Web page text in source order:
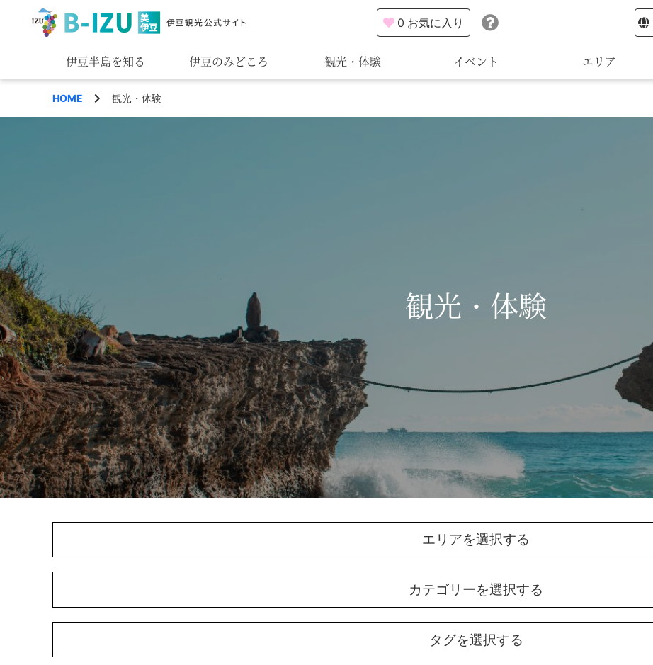
伊豆半島を知る 伊豆のみどころ 観光・体験 イベント エリア
0 お気に入り
HOME 観光・体験
観光・体験
エリアを選択する
カテゴリーを選択する
タグを選択する